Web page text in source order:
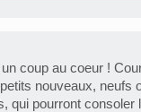
coup au coeur !
nouveaux, neufs
qui pourront consoler